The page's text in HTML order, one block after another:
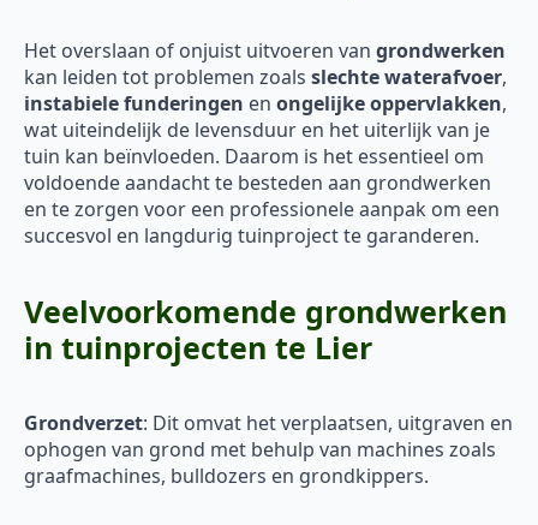
Het overslaan of onjuist uitvoeren van grondwerken
kan leiden tot problemen zoals slechte waterafvoer,
instabiele funderingen en ongelijke oppervlakken,
wat uiteindelijk de levensduur en het uiterlijk van je
tuin kan beïnvloeden. Daarom is het essentieel om
voldoende aandacht te besteden aan grondwerken
en te zorgen voor een professionele aanpak om een
succesvol en langdurig tuinproject te garanderen.
Veelvoorkomende grondwerken
in tuinprojecten te Lier
Grondverzet: Dit omvat het verplaatsen, uitgraven en
ophogen van grond met behulp van machines zoals
graafmachines, bulldozers en grondkippers.